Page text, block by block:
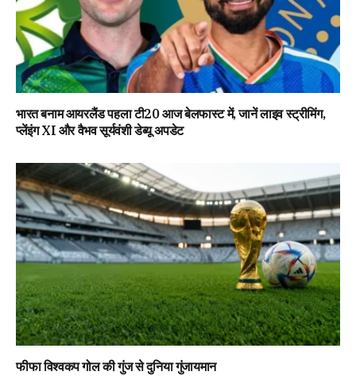
भारत बनाम आयरलैंड पहला टी20 आज बेलफास्ट में, जानें लाइव स्ट्रीमिंग,
प्लेंइंग XI और वैभव सूर्यवंशी डेब्यू अपडेट
फीफा विश्वकप गोल की गुंज से दुनिया गुंजायमान